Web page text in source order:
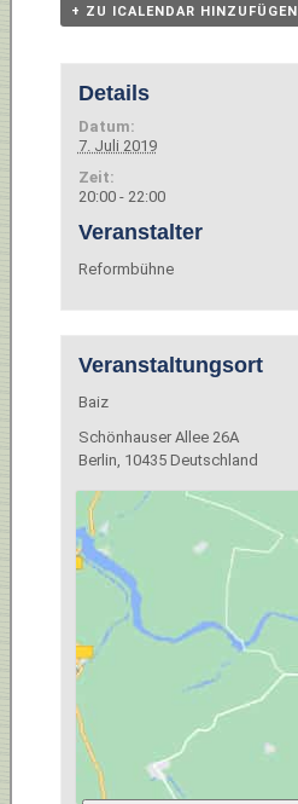
+ ZU ICALENDAR HINZUFÜGEN
Details
Datum:
7. Juli 2019
Zeit:
20:00 - 22:00
Veranstalter
Reformbühne
Veranstaltungsort
Baiz
Schönhauser Allee 26A
Berlin 10435 Deutschland